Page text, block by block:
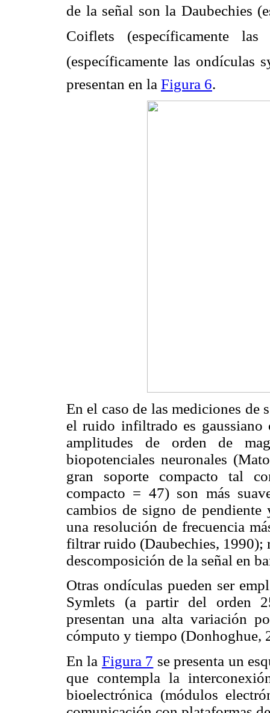
de la señal son la Daubechies
Coiflets (específicamente las
(específicamente las ondículas
presentan en la Figura 6.
En el caso de las mediciones de
el ruido infiltrado es gaussiano
amplitudes de orden de
biopotenciales neuronales
gran soporte compacto tal
compacto = 47) son más
cambios de signo de
una resolución de frecuencia
filtrar ruido (Daubechies, 1990);
descomposición de la señal en
Otras ondículas pueden ser
Symlets (a partir del orden
presentan una alta variación
cómputo y tiempo (Donhoghue,
En la Figura 7 se presenta un
que contempla la
bioelectrónica (módulos